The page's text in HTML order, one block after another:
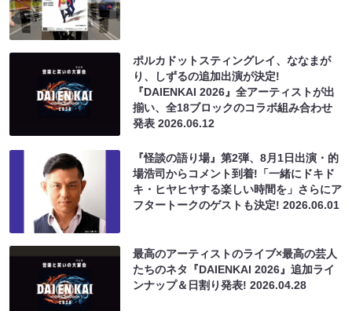
ポルカドットスティングレイ、ななまが
り、しずるの追加出演が決定!
『DAIENKAI 2026』全アーティストが出
揃い、全18ブロックのコラボ組み合わせ
発表2026.06.12
『怪談の語り場』第2弾、8月1日出演・的
場浩司からコメント到着!「一緒にドキド
キ・ヒヤヒヤする楽しい時間を」さらにア
フタートークのゲストも決定!2026.06.01
最高のアーティストのライブ×最高の芸人
たちのネタ『DAIENKAI 2026』追加ライ
ンナップ＆日割り発表!2026.04.28